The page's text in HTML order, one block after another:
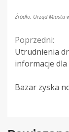
Źródło: Urząd Miasta
Poprzedni:
Utrudnienia
informacje
Bazar zyska